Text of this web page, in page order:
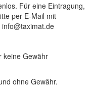
Für eine Eintragung,
per E-Mail mit
keine Gewähr
ohne Gewähr.